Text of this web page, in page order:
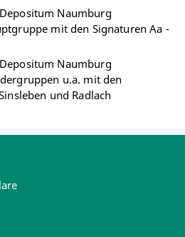
Naumburg
mit den Signaturen Aa -
Naumburg
u.a. mit den
und Radlach